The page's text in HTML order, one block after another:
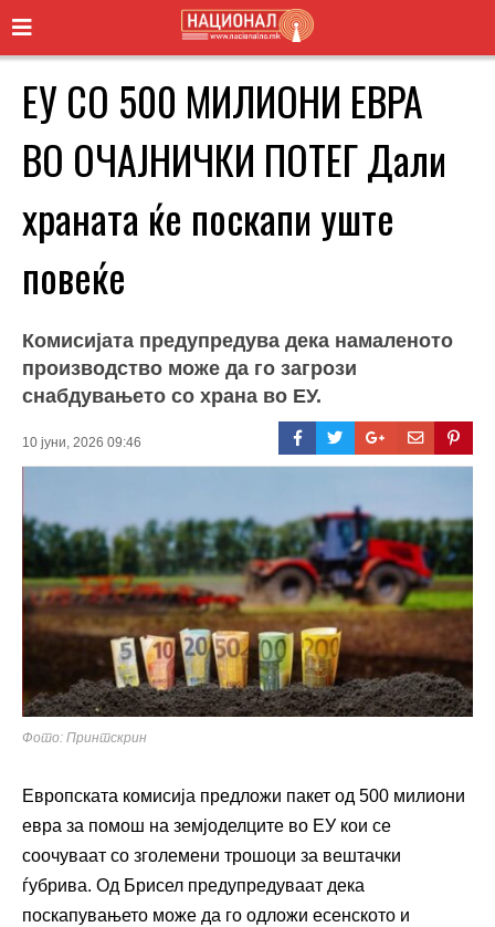
ЕУ СО 500 МИЛИОНИ ЕВРА
ВО ОЧАЈНИЧКИ ПОТЕГ Дали
храната ќе поскапи уште
повеќе
Комисијата предупредува дека намаленото
производство може да го загрози
снабдувањето со храна во ЕУ.
10 јуни, 2026 09:46
Фото: Принтскрин
Европската комисија предложи пакет од 500 милиони
евра за помош на земјоделците во ЕУ кои се
соочуваат со зголемени трошоци за вештачки
ѓубрива. Од Брисел предупредуваат дека
поскапувањето може да го одложи есенското и